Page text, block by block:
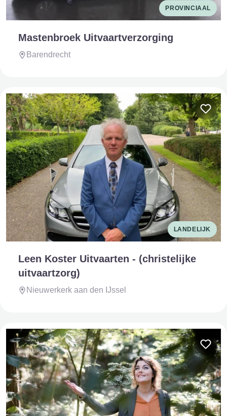
PROVINCIAAL
Mastenbroek Uitvaartverzorging
Barendrecht
LANDELIJK
Leen Koster Uitvaarten - (christelijke
uitvaartzorg)
Nieuwerkerk aan den IJssel